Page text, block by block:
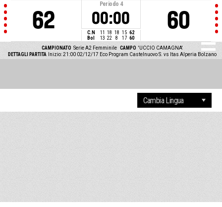
62
Periodo 4
00:00
C.N 11 18 18 15 62
Bol
13 22 8 17 60
60
CAMPIONATO Serie A2 Femminile CAMPO 'UCCIO CAMAGNA'
DETTAGLI PARTITA
Inizio: 21:00 02/12/17 Eco Program Castelnuovo S. vs Itas Alperia Bolzano